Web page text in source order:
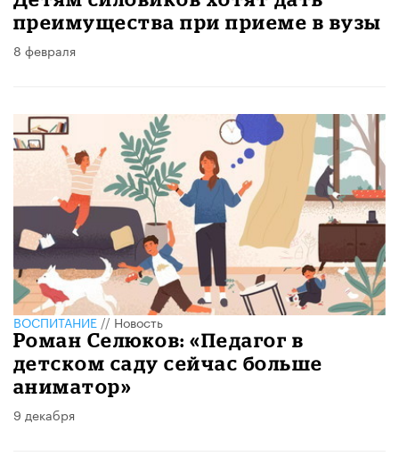
преимущества при приеме в вузы
8 февраля
ВОСПИТАНИЕ//Новость
Роман Селюков: «Педагог в
детском саду сейчас больше
аниматор»
9 декабря